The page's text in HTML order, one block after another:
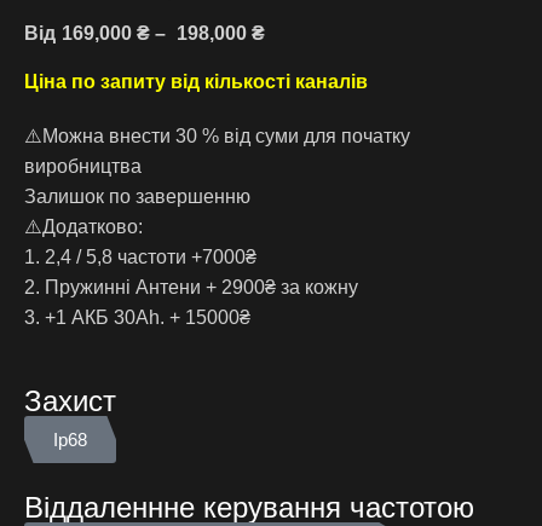
Від 169,000 ₴ – 198,000 ₴
Ціна по запиту від кількості каналів
⚠️Можна внести 30 % від суми для початку
виробництва
Залишок по завершенню
⚠️Додатково:
1. 2,4 / 5,8 частоти +7000₴
2. Пружинні Антени + 2900₴ за кожну
3. +1 АКБ 30Аh. + 15000₴
Захист
Ip68
Віддаленнне керування частотою